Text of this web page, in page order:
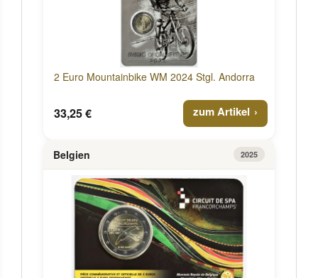
2 Euro Mountainbike WM 2024 Stgl. Andorra
33,25 € zum Artikel
Belgien 2025